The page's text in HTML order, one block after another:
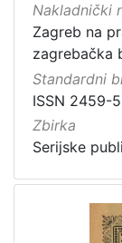
Nakladnički
Zagreb na
zagrebačka
Standardni
ISSN 2459-
Zbirka
Serijske